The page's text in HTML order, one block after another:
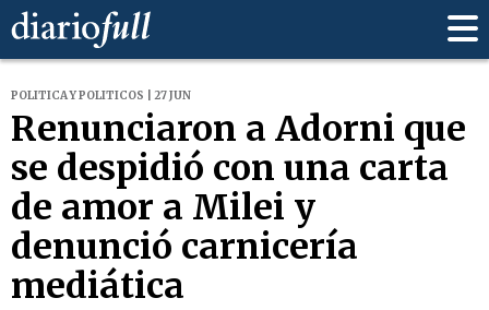
POLITICA Y POLITICOS | 27 JUN
Renunciaron a Adorni que
se despidió con una carta
de amor a Milei y
denunció carnicería
mediática